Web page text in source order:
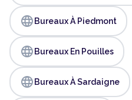
language Bureaux À Piedmont
language Bureaux En Pouilles
language Bureaux À Sardaigne